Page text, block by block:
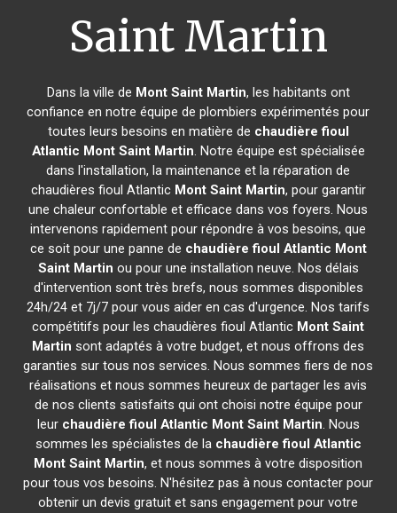
Saint Martin
Dans la ville de Mont Saint Martin, les habitants ont
confiance en notre équipe de plombiers expérimentés pour
toutes leurs besoins en matière de chaudière fioul
Atlantic Mont Saint Martin. Notre équipe est spécialisée
dans l'installation, la maintenance et la réparation de
chaudières fioul Atlantic Mont Saint Martin, pour garantir
une chaleur confortable et efficace dans vos foyers. Nous
intervenons rapidement pour répondre à vos besoins, que
ce soit pour une panne de chaudière fioul Atlantic Mont
Saint Martin ou pour une installation neuve. Nos délais
d'intervention sont très brefs, nous sommes disponibles
24h/24 et 7j/7 pour vous aider en cas d'urgence. Nos tarifs
compétitifs pour les chaudières fioul Atlantic Mont Saint
Martin sont adaptés à votre budget, et nous offrons des
garanties sur tous nos services. Nous sommes fiers de nos
réalisations et nous sommes heureux de partager les avis
de nos clients satisfaits qui ont choisi notre équipe pour
leur chaudière fioul Atlantic Mont Saint Martin. Nous
sommes les spécialistes de la chaudière fioul Atlantic
Mont Saint Martin, et nous sommes à votre disposition
pour tous vos besoins. N'hésitez pas à nous contacter pour
obtenir un devis gratuit et sans engagement pour votre